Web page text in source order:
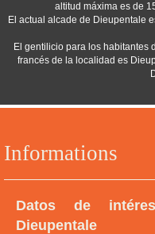
Informations
Datos de
Dieupentale
altitud máxima es de
El actual alcade de Dieupentale
El gentilicio para los habitantes
francés de la localidad es